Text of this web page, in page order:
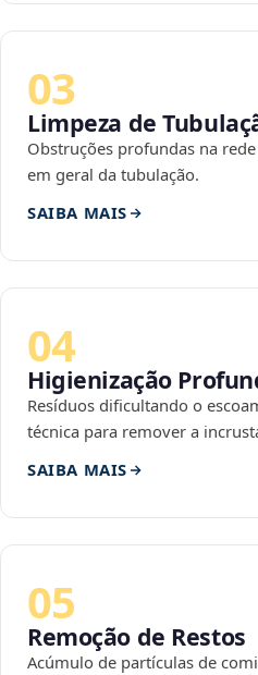
03
Limpeza de
Obstruções profundas na
em geral da tubulação.
SAIBA MAIS
04
Higienização
Resíduos dificultando o
técnica para remover a
SAIBA MAIS
05
Remoção de Restos
Acúmulo de partículas de